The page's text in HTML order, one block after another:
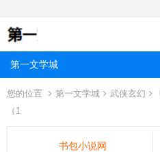
第一文学城
您的位置 第一文学城 武侠玄幻
（1
书包小说网